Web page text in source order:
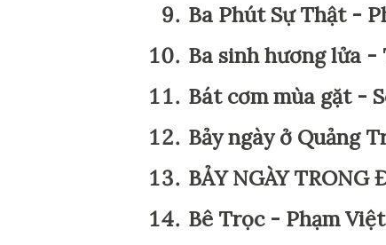
Ba Phút Sự Thật -
Ba sinh hương lửa
Bát cơm mùa gặt -
Bảy ngày ở Quảng
BẢY NGÀY
Bê Trọc - Phạm